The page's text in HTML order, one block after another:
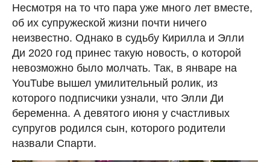
Несмотря на то что пара уже много лет вместе,
об их супружеской жизни почти ничего
неизвестно. Однако в судьбу Кирилла и Элли
Ди 2020 год принес такую новость, о которой
невозможно было молчать. Так, в январе на
YouTube вышел умилительный ролик, из
которого подписчики узнали, что Элли Ди
беременна. А девятого июня у счастливых
супругов родился сын, которого родители
назвали Спарти.